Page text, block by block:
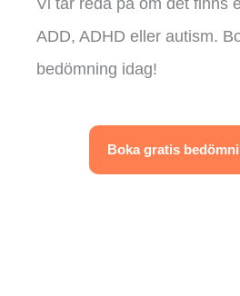
Vi tar reda på om det finns
ADD, ADHD eller autism.
bedömning idag!
Boka gratis